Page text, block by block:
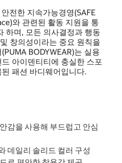
전한 지속가능경영(SAFE
와 관련된 활동 지원을 통
하며, 모든 의사결정과 행동
창의성이라는 중요 원칙을
BODYWEAR)는 실용
아이덴티티에 충실한 스포
패션 바디웨어입니다.
감을 사용해 부드럽고 안심
데일리 솔리드 컬러 구성